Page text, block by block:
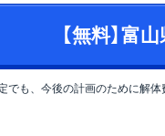
【無料】富
でも、今後の計画のために解